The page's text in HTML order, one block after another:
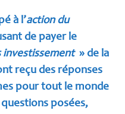
à l’action du
de payer le
» de la
reçu des réponses
pour tout le monde
posées,